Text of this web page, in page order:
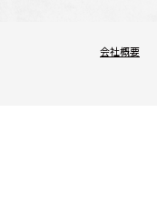
会社概要